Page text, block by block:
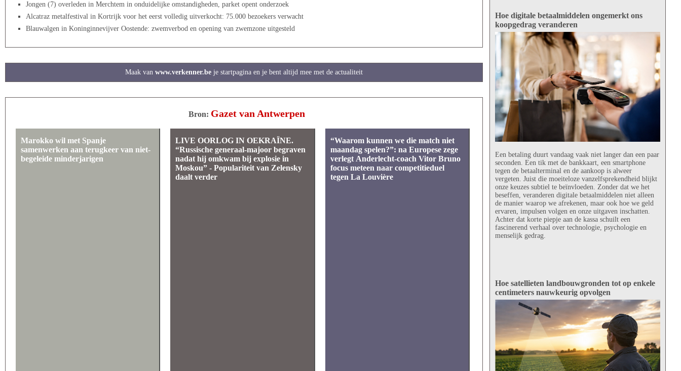
Jongen (7) overleden in Merchtem in onduidelijke omstandigheden, parket opent onderzoek
Alcatraz metalfestival in Kortrijk voor het eerst volledig uitverkocht: 75.000 bezoekers verwacht
Blauwalgen in Koninginnevijver Oostende: zwemverbod en opening van zwemzone uitgesteld
Maak van www.verkenner.beje startpagina en je bent altijd mee met de actualiteit
Bron: Gazet van Antwerpen
Marokko wil met Spanje
samenwerken aan terugkeer van niet-
begeleide minderjarigen
LIVE OORLOG IN OEKRAÏNE.
“Russische generaal-majoor begraven
nadat hij omkwam bij explosie in
Moskou” - Populariteit van Zelensky
daalt verder
“Waarom kunnen we die match niet
maandag spelen?”: na Europese zege
verlegt Anderlecht-coach Vitor Bruno
focus meteen naar competitieduel
tegen La Louvière
Hoe digitale betaalmiddelen ongemerkt ons
koopgedrag veranderen
Een betaling duurt vandaag vaak niet langer dan een paar
seconden. Een tik met de bankkaart, een smartphone
tegen de betaalterminal en de aankoop is alweer
vergeten. Juist die moeiteloze vanzelfsprekendheid blijkt
onze keuzes subtiel te beïnvloeden. Zonder dat we het
beseffen, veranderen digitale betaalmiddelen niet alleen
de manier waarop we afrekenen, maar ook hoe we geld
ervaren, impulsen volgen en onze uitgaven inschatten.
Achter dat korte piepje aan de kassa schuilt een
fascinerend verhaal over technologie, psychologie en
menselijk gedrag.
Hoe satellieten landbouwgronden tot op enkele
centimeters nauwkeurig opvolgen